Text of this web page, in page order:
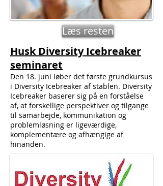
Læs resten
Husk Diversity Icebreaker
seminaret
Den 18. juni løber det første grundkursus
i Diversity Icebreaker af stablen. Diversity
Icebreaker baserer sig på en forståelse
af, at forskellige perspektiver og tilgange
til samarbejde, kommunikation og
problemløsning er ligeværdige,
komplementære og afhængige af
hinanden.